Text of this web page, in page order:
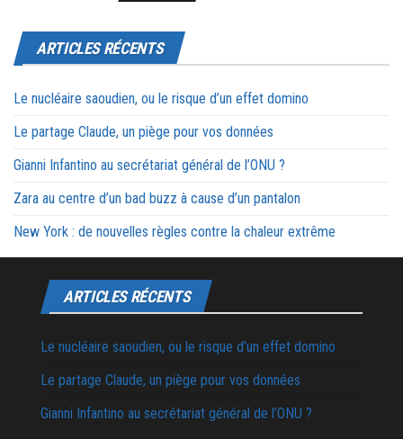
ARTICLES RÉCENTS
Le nucléaire saoudien, ou le risque d’un effet domino
Le partage Claude, un piège pour vos données
Gianni Infantino au secrétariat général de l’ONU ?
Zara au centre d’un bad buzz à cause d’un pantalon
New York : de nouvelles règles contre la chaleur extrême
ARTICLES RÉCENTS
Le nucléaire saoudien, ou le risque d’un effet domino
Le partage Claude, un piège pour vos données
Gianni Infantino au secrétariat général de l’ONU ?